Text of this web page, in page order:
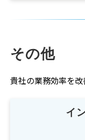
その他
貴社の業務効率を改
イ